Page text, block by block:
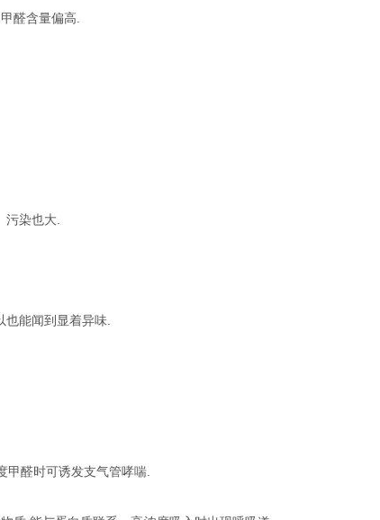
醛含量偏高.
染也大.
能闻到显着异味.
醛时可诱发支气管哮喘.